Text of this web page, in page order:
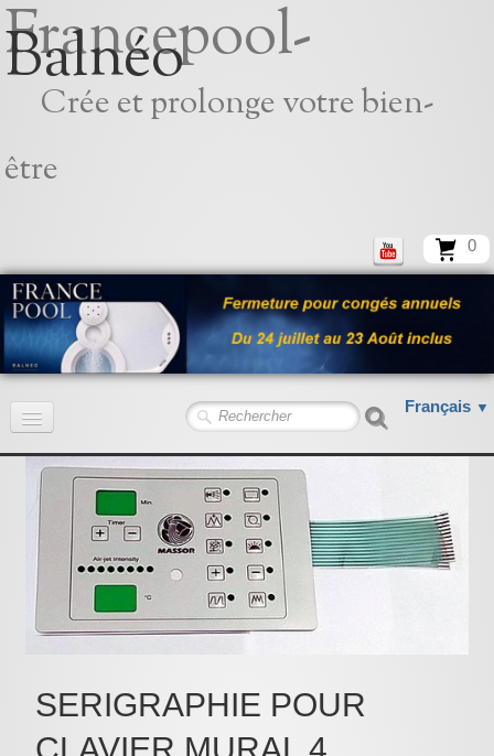
Francepool-
Balnéo
Crée et prolonge votre bien-
être
0
Français ▼
Accueil
Pièces détachées
Pompes Piscine
Kits baignoires
Pour l'entretien
Prestations Atelier
SERIGRAPHIE POUR